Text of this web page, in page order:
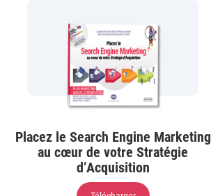
Placez le Search Engine Marketing
au cœur de votre Stratégie
d’Acquisition